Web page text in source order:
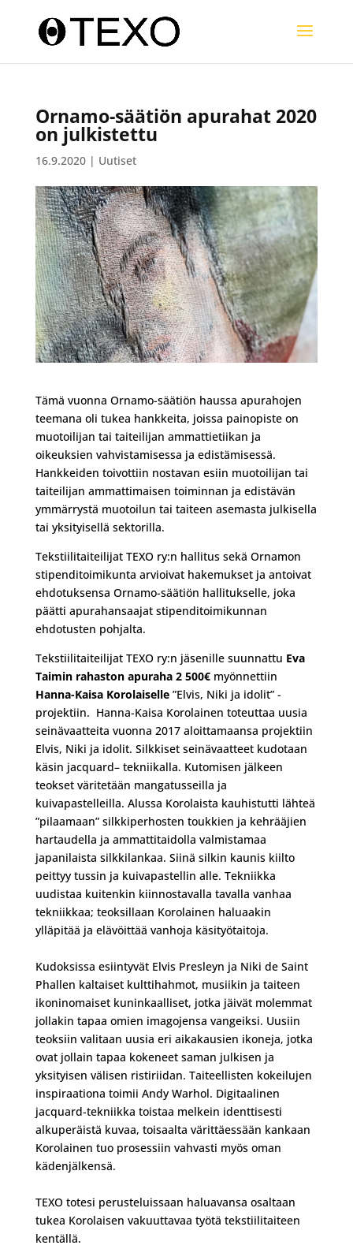
Ornamo-säätiön apurahat 2020
on julkistettu
16.9.2020| Uutiset
Tämä vuonna Ornamo-säätiön haussa apurahojen
teemana oli tukea hankkeita, joissa painopiste on
muotoilijan tai taiteilijan ammattietiikan ja
oikeuksien vahvistamisessa ja edistämisessä.
Hankkeiden toivottiin nostavan esiin muotoilijan tai
taiteilijan ammattimaisen toiminnan ja edistävän
ymmärrystä muotoilun tai taiteen asemasta julkisella
tai yksityisellä sektorilla.
Tekstiilitaiteilijat TEXO ry:n hallitus sekä Ornamon
stipenditoimikunta arvioivat hakemukset ja antoivat
ehdotuksensa Ornamo-säätiön hallitukselle, joka
päätti apurahansaajat stipenditoimikunnan
ehdotusten pohjalta.
Tekstiilitaiteilijat TEXO ry:n jäsenille suunnattu Eva
Taimin rahaston apuraha 2 500€myönnettiin
Hanna-Kaisa Korolaiselle”Elvis, Niki ja idolit” -
projektiin. Hanna-Kaisa Korolainen toteuttaa uusia
seinävaatteita vuonna 2017 aloittamaansa projektiin
Elvis, Niki ja idolit. Silkkiset seinävaatteet kudotaan
käsin jacquard– tekniikalla. Kutomisen jälkeen
teokset väritetään mangatusseilla ja
kuivapastelleilla. Alussa Korolaista kauhistutti lähteä
”pilaamaan” silkkiperhosten toukkien ja kehrääjien
hartaudella ja ammattitaidolla valmistamaa
japanilaista silkkilankaa. Siinä silkin kaunis kiilto
peittyy tussin ja kuivapastellin alle. Tekniikka
uudistaa kuitenkin kiinnostavalla tavalla vanhaa
tekniikkaa; teoksillaan Korolainen haluaakin
ylläpitää ja elävöittää vanhoja käsityötaitoja.
Kudoksissa esiintyvät Elvis Presleyn ja Niki de Saint
Phallen kaltaiset kulttihahmot, musiikin ja taiteen
ikoninomaiset kuninkaalliset, jotka jäivät molemmat
jollakin tapaa omien imagojensa vangeiksi. Uusiin
teoksiin valitaan uusia eri aikakausien ikoneja, jotka
ovat jollain tapaa kokeneet saman julkisen ja
yksityisen välisen ristiriidan. Taiteellisten kokeilujen
inspiraationa toimii Andy Warhol. Digitaalinen
jacquard-tekniikka toistaa melkein identtisesti
alkuperäistä kuvaa, toisaalta värittäessään kankaan
Korolainen tuo prosessiin vahvasti myös oman
kädenjälkensä.
TEXO totesi perusteluissaan haluavansa osaltaan
tukea Korolaisen vakuuttavaa työtä tekstiilitaiteen
kentällä.